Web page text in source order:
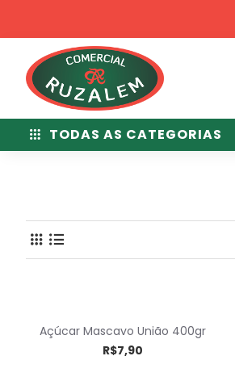
TODAS AS CATEGORIAS
Açúcar Mascavo União 400gr
R$7,90